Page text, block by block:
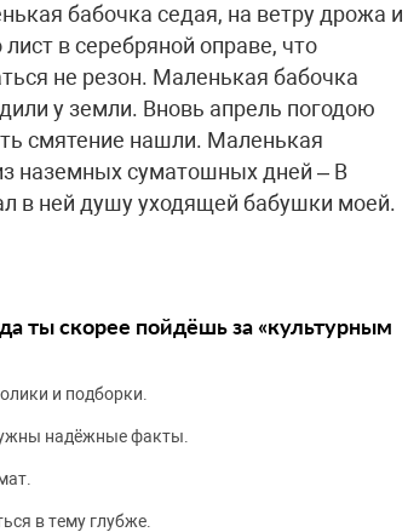
бабочка седая, на ветру дрожа и
в серебряной оправе, что
не резон. Маленькая бабочка
у земли. Вновь апрель погодою
смятение нашли. Маленькая
наземных суматошных дней – В
в ней душу уходящей бабушки моей.
ты скорее пойдёшь за «культурным
и подборки.
надёжные факты.
в тему глубже.